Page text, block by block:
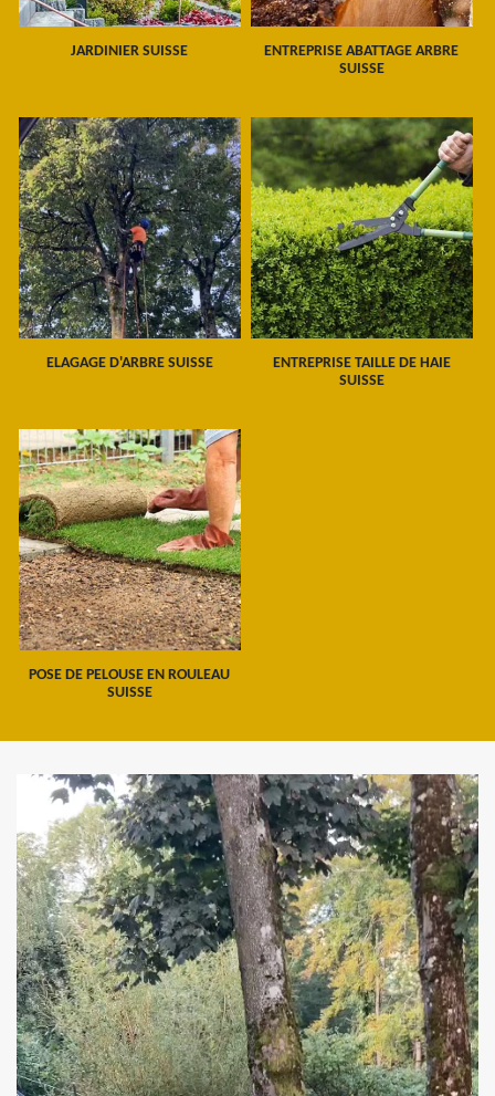
JARDINIER SUISSE
ENTREPRISE ABATTAGE ARBRE
SUISSE
ELAGAGE D'ARBRE SUISSE
ENTREPRISE TAILLE DE HAIE
SUISSE
POSE DE PELOUSE EN ROULEAU
SUISSE